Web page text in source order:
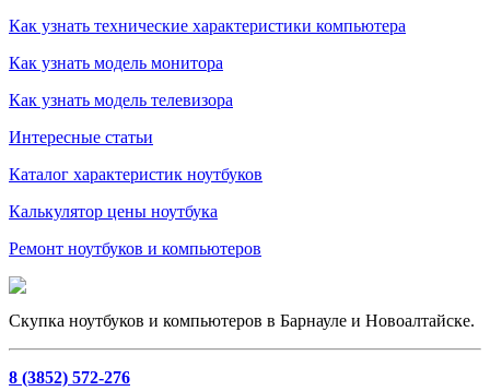
Как узнать технические характеристики компьютера
Как узнать модель монитора
Как узнать модель телевизора
Интересные статьи
Каталог характеристик ноутбуков
Калькулятор цены ноутбука
Ремонт ноутбуков и компьютеров
Скупка ноутбуков и компьютеров в Барнауле и Новоалтайске.
8 (3852) 572-276